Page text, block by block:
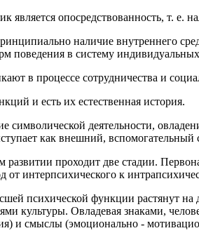
является опосредствованность, т. е.
наличие внутреннего
поведения в систему
в процессе сотрудничества и
и есть их естественная история.
деятельности,
как внешний, вспомогательный
проходит две стадии.
от интерпсихического к
психической функции растянут на
культуры. Овладевая знаками,
и смыслы (эмоционально -